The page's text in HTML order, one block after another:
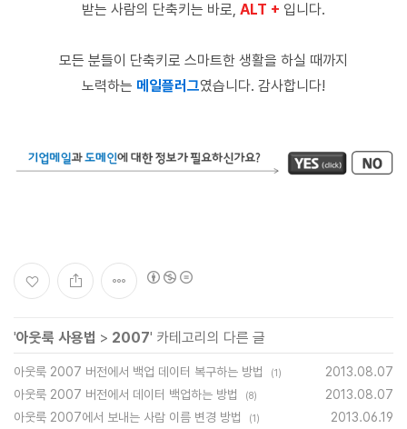
받는 사람의 단축키는 바로, ALT + 입니다.
모든 분들이 단축키로 스마트한 생활을 하실 때까지
노력하는 메일플러그였습니다. 감사합니다!
'아웃룩 사용법 > 2007' 카테고리의 다른 글
아웃룩 2007 버전에서 백업 데이터 복구하는 방법 (1)
2013.08.07
아웃룩 2007 버전에서 데이터 백업하는 방법
(8)
2013.08.07
아웃룩 2007에서 보내는 사람 이름 변경 방법
(1)
2013.06.19